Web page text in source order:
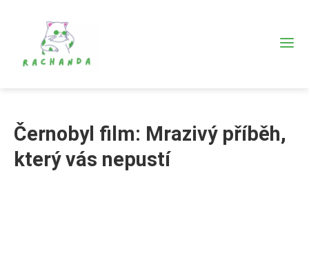
Černobyl film: Mrazivý příběh,
který vás nepustí